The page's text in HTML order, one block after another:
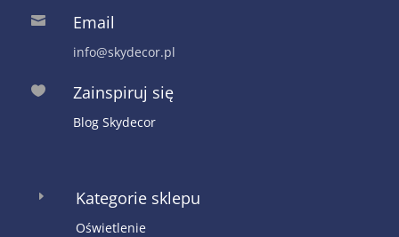
 Email
info@skydecor.pl
 Zainspiruj się
Blog Skydecor
E Kategorie sklepu
Oświetlenie